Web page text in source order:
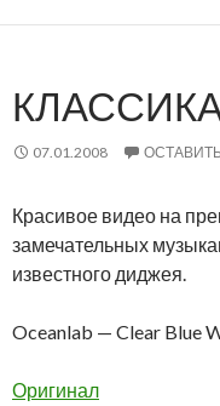
07.01.2008
Красивое видео на
замечательных
известного диджея.
Oceanlab — Clear Blue
Оригинал